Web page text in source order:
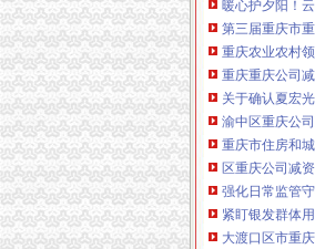
优惠多多！
咨询QQ：
63653355
1063653355、
工作日）可代理
可加急服务哦！
注册重庆公司减
财务章、
咨询QQ：办营
台注册重庆公司
一通电话，发人
暖心护夕阳！
第三届重庆市
重庆农业农村
重庆重庆公司
关于确认夏宏
渝中区重庆公
重庆市住房和
区重庆公司减
强化日常监管
紧盯银发群体
大渡口区市重